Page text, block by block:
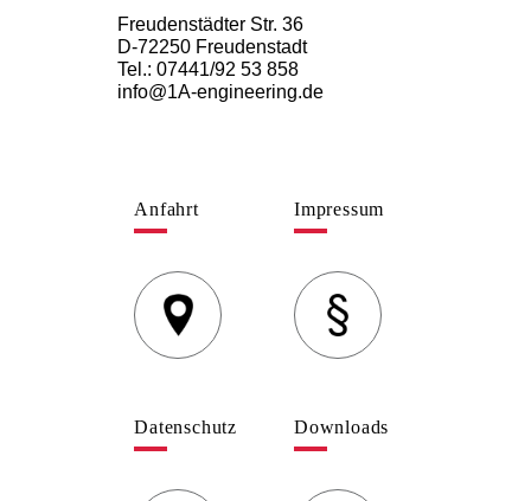
Freudenstädter Str. 36
D-72250 Freudenstadt
Tel.: 07441/92 53 858
info@1A-engineering.de
Anfahrt Impressum
Datenschutz Downloads